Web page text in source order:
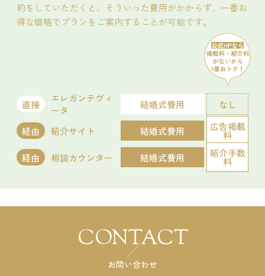
婚礼アイテム展示
14:00 - 17:00
15:00 - 18:00
18:00 - 21:00
残席◯あり△残りわずか
詳細を見る
オススメ 残りわずか
試食会 会場コーディネート展示
婚礼アイテム展示
開催時間
14:00 - 17:00
15:00 - 18:00
18:00 - 21:00
詳細を見る
10:00 - 13:00
詳細を見る
約をしていただくと、そういった費用がかからず、一番お
得な価格でプランをご案内することが可能です。
直接
エレガンテヴィ
ータ
結婚式費用 なし
経由 紹介サイト 結婚式費用 広告掲載
料
経由
相談カウンター 結婚式費用 紹介手数
料
CONTACT
お問い合わせ